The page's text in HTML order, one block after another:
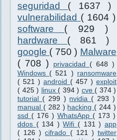
seguridad ( 1637 )
vulnerabilidad ( 1604 )
software ( 929 )
hardware ( 861 )
google ( 750 ) Malware
( 708 )
privacidad ( 648 )
Windows ( 521 ) ransomware
( 521 ) android ( 457 ) exploit
( 425 ) linux ( 394 ) cve ( 374 )
tutorial ( 299 ) nvidia ( 293 )
manual ( 282 ) hacking ( 244 )
ssd ( 176 ) WhatsApp ( 173 )
ddos ( 134 )Wifi ( 131 ) app
( 126 )cifrado ( 121 )twitter